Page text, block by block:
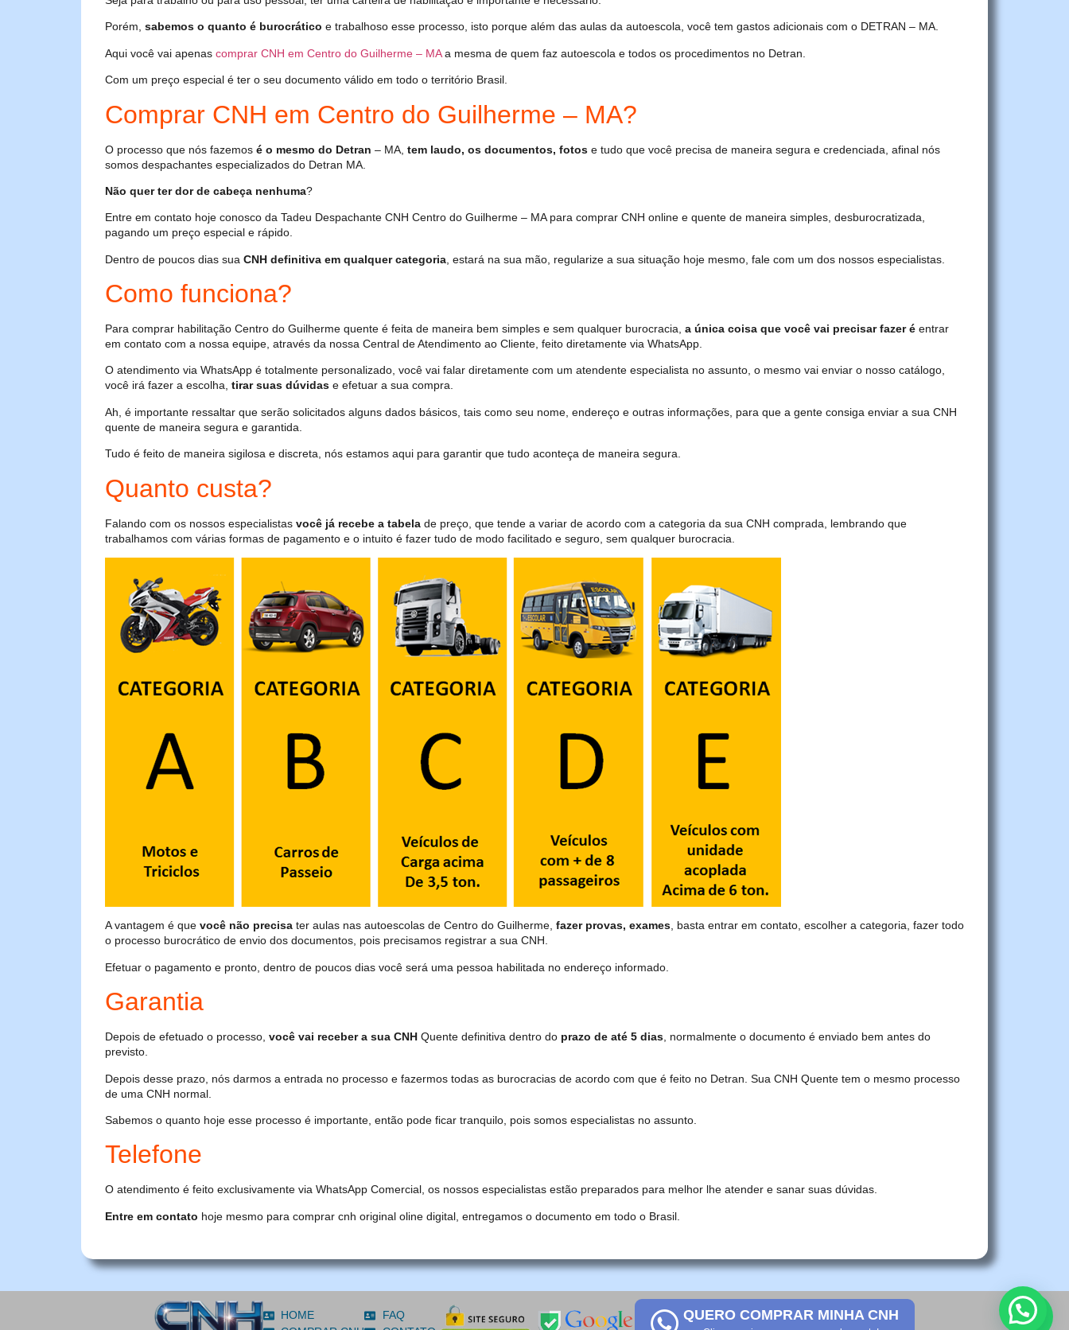
Porém, sabemos o quanto é burocrático e trabalhoso esse processo, isto porque além das aulas da autoescola, você tem gastos adicionais com o DETRAN – MA.
Aqui você vai apenas comprar CNH em Centro do Guilherme – MAa mesma de quem faz autoescola e todos os procedimentos no Detran.
Com um preço especial é ter o seu documento válido em todo o território Brasil.
Comprar CNH em Centro do Guilherme – MA?
O processo que nós fazemos é o mesmo do Detran – MA, tem laudo, os documentos, fotos e tudo que você precisa de maneira segura e credenciada, afinal nós
somos despachantes especializados do Detran MA.
Não quer ter dor de cabeça nenhuma?
Entre em contato hoje conosco da Tadeu Despachante CNH Centro do Guilherme – MA para comprar CNH online e quente de maneira simples, desburocratizada,
pagando um preço especial e rápido.
Dentro de poucos dias sua CNH definitiva em qualquer categoria , estará na sua mão, regularize a sua situação hoje mesmo, fale com um dos nossos especialistas.
Como funciona?
Para comprar habilitação Centro do Guilherme quente é feita de maneira bem simples e sem qualquer burocracia, a única coisa que você vai precisar fazer é entrar
em contato com a nossa equipe, através da nossa Central de Atendimento ao Cliente, feito diretamente via WhatsApp.
O atendimento via WhatsApp é totalmente personalizado, você vai falar diretamente com um atendente especialista no assunto, o mesmo vai enviar o nosso catálogo,
você irá fazer a escolha, tirar suas dúvidas e efetuar a sua compra.
Ah, é importante ressaltar que serão solicitados alguns dados básicos, tais como seu nome, endereço e outras informações, para que a gente consiga enviar a sua CNH
quente de maneira segura e garantida.
Tudo é feito de maneira sigilosa e discreta, nós estamos aqui para garantir que tudo aconteça de maneira segura.
Quanto custa?
Falando com os nossos especialistas você já recebe a tabela de preço, que tende a variar de acordo com a categoria da sua CNH comprada, lembrando que
trabalhamos com várias formas de pagamento e o intuito é fazer tudo de modo facilitado e seguro, sem qualquer burocracia.
A vantagem é que você não precisa ter aulas nas autoescolas de Centro do Guilherme, fazer provas, exames, basta entrar em contato, escolher a categoria, fazer todo
o processo burocrático de envio dos documentos, pois precisamos registrar a sua CNH.
Efetuar o pagamento e pronto, dentro de poucos dias você será uma pessoa habilitada no endereço informado.
Garantia
Depois de efetuado o processo, você vai receber a sua CNH Quente definitiva dentro do prazo de até 5 dias, normalmente o documento é enviado bem antes do
previsto.
Depois desse prazo, nós darmos a entrada no processo e fazermos todas as burocracias de acordo com que é feito no Detran. Sua CNH Quente tem o mesmo processo
de uma CNH normal.
Sabemos o quanto hoje esse processo é importante, então pode ficar tranquilo, pois somos especialistas no assunto.
Telefone
O atendimento é feito exclusivamente via WhatsApp Comercial, os nossos especialistas estão preparados para melhor lhe atender e sanar suas dúvidas.
Entre em contato hoje mesmo para comprar cnh original oline digital, entregamos o documento em todo o Brasil.
HOME
FAQ
QUERO COMPRAR MINHA CNH